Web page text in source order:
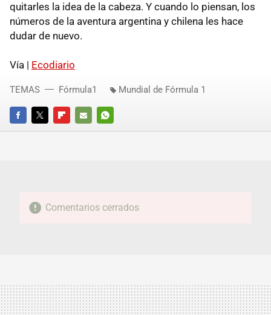
quitarles la idea de la cabeza. Y cuando lo piensan, los
números de la aventura argentina y chilena les hace
dudar de nuevo.
Vía | Ecodiario
FACEBOOKTWITTERFLIPBOARD
E-
WHATSAPP
TEMAS Fórmula1 Mundial de Fórmula 1
Comentarios cerrados